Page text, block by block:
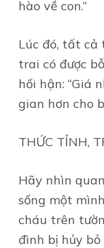
hào về con.”
Lúc đó, tất cả
trai có được
hối hận: “Giá
gian hơn cho
THỨC TỈNH,
Hãy nhìn
sống một
cháu trên
đình bị hủy bỏ